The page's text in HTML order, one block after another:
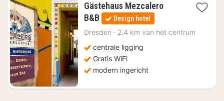
Gästehaus Mezcalero
B&B 1
nacht
vanaf
71,02
Design hotel
Dresden · 2.4 km van het centrum
centrale ligging
Gratis WiFi
modern ingericht